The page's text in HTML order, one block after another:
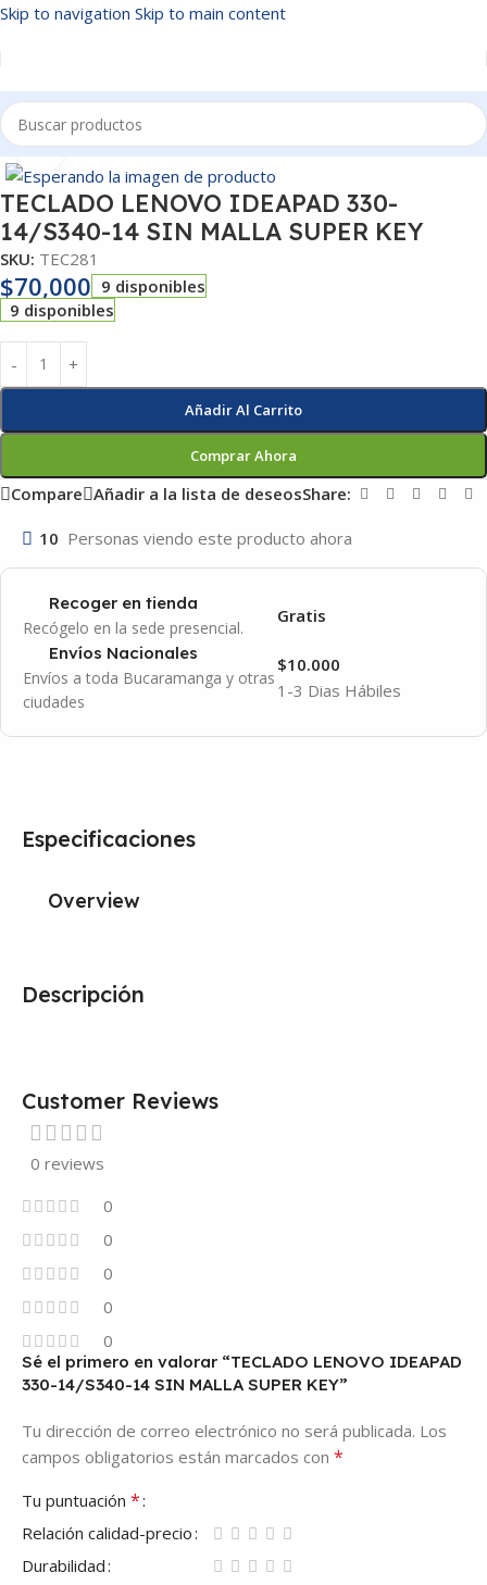
Skip to navigation Skip to main content
Inicio/TECLADOS
Click to enlarge
TECLADO LENOVO IDEAPAD 330-
14/S340-14 SIN MALLA SUPER KEY
SKU: TEC281
$70,000 9 disponibles
9 disponibles
Añadir Al Carrito
Comprar Ahora
Compare Añadir a la lista de deseosShare:
10 Personas viendo este producto ahora
Recoger en tienda
Recógelo en la sede presencial.
Gratis
Envíos Nacionales
Envíos a toda Bucaramanga y otras
ciudades
1-3 Dias Hábiles
$10.000
Descripción
Especificaciones
Overview
Customer Reviews
0 reviews
0
0
0
0
0
Sé el primero en valorar “TECLADO LENOVO IDEAPAD
330-14/S340-14 SIN MALLA SUPER KEY”
Tu dirección de correo electrónico no será publicada. Los
campos obligatorios están marcados con *
Tu puntuación *
Relación calidad-precio
Durabilidad